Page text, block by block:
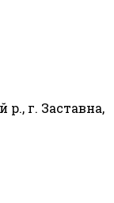
г. Заставна,